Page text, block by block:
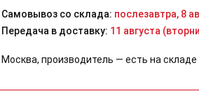
Самовывоз со склада: послезавтра, 8
Передача в доставку: 11 августа
Москва, производитель — есть на складе